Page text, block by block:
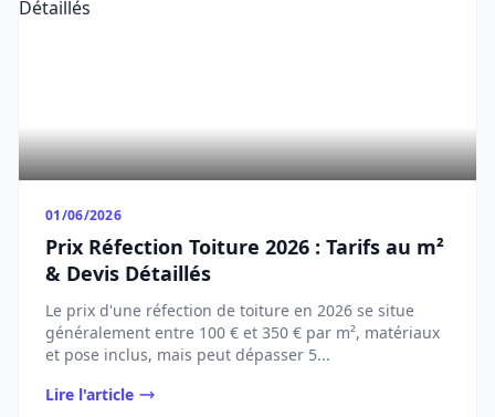
01/06/2026
Prix Réfection Toiture 2026 : Tarifs au m²
& Devis Détaillés
Le prix d'une réfection de toiture en 2026 se situe
généralement entre 100 € et 350 € par m², matériaux
et pose inclus, mais peut dépasser 5...
Lire l'article